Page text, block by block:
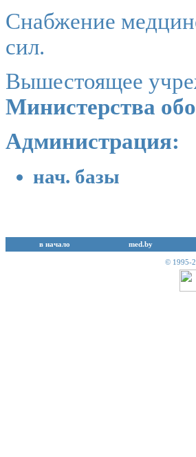
Снабжение
сил.
Вышестоящее
Министерства
Администрация:
нач. базы
в начало med.by
© 1995-